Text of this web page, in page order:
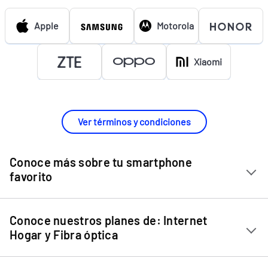
Apple Motorola
Xiaomi
Ver términos y condiciones
Conoce más sobre tu smartphone
favorito
Chip Entel
Apple iPhone 11
Apple iPhone 12 Mini
Conoce nuestros planes de: Internet
Hogar y Fibra óptica